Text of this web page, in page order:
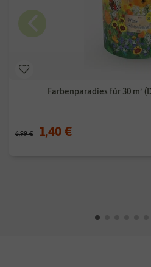
Farbenparadies für 30 m²
6,99 € 1,40 €